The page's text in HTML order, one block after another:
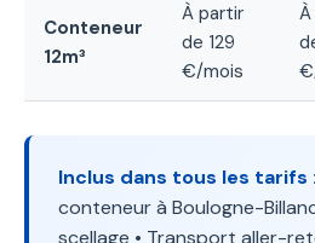
Conteneur
12m³
À partir
de 129
€/mois
Inclus dans tous les tarifs :
conteneur à Boulogne-
scellage • Transport aller-